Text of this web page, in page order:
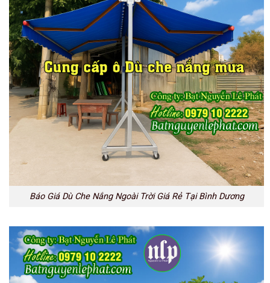
Báo Giá Dù Che Nắng Ngoài Trời Giá Rẻ Tại Bình Dương